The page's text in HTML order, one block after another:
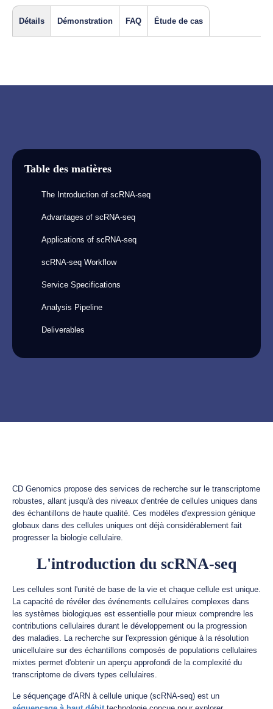
Détails Démonstration FAQ Étude de cas
Table des matières
The Introduction of scRNA-seq
Advantages of scRNA-seq
Applications of scRNA-seq
scRNA-seq Workflow
Service Specifications
Analysis Pipeline
Deliverables
CD Genomics propose des services de recherche sur le transcriptome
robustes, allant jusqu'à des niveaux d'entrée de cellules uniques dans
des échantillons de haute qualité. Ces modèles d'expression génique
globaux dans des cellules uniques ont déjà considérablement fait
progresser la biologie cellulaire.
L'introduction du scRNA-seq
Les cellules sont l'unité de base de la vie et chaque cellule est unique.
La capacité de révéler des événements cellulaires complexes dans
les systèmes biologiques est essentielle pour mieux comprendre les
contributions cellulaires durant le développement ou la progression
des maladies. La recherche sur l'expression génique à la résolution
unicellulaire sur des échantillons composés de populations cellulaires
mixtes permet d'obtenir un aperçu approfondi de la complexité du
transcriptome de divers types cellulaires.
Le séquençage d'ARN à cellule unique (scRNA-seq) est un